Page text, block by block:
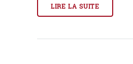
LIRE LA SUITE